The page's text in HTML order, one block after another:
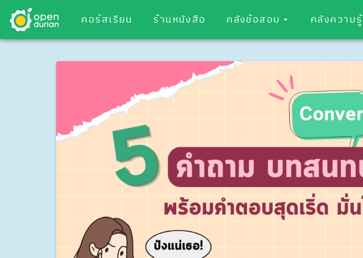
คอร์สเรียน ร้านหนังสือ คลังข้อสอบ คลังความรู้